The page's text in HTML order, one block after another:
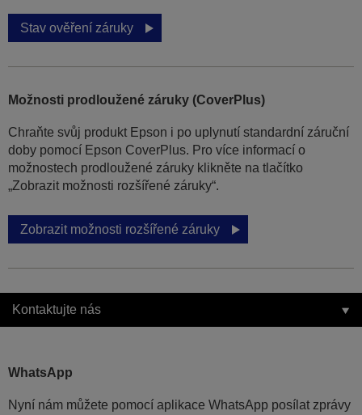
Stav ověření záruky
Možnosti prodloužené záruky (CoverPlus)
Chraňte svůj produkt Epson i po uplynutí standardní záruční
doby pomocí Epson CoverPlus. Pro více informací o
možnostech prodloužené záruky klikněte na tlačítko
„Zobrazit možnosti rozšířené záruky“.
Zobrazit možnosti rozšířené záruky
Kontaktujte nás
WhatsApp
Nyní nám můžete pomocí aplikace WhatsApp posílat zprávy